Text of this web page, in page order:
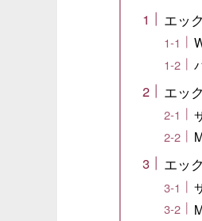
エッ
エッ
エッ